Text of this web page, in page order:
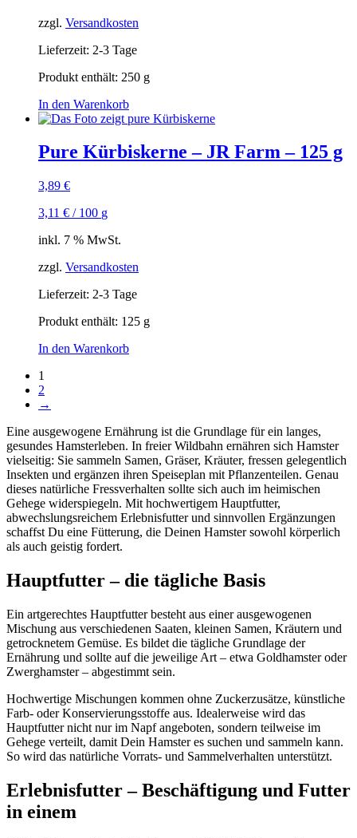
zzgl. Versandkosten
Lieferzeit: 2-3 Tage
Produkt enthält: 250 g
In den Warenkorb
Pure Kürbiskerne – JR Farm – 125 g
3,89 €
3,11 € / 100 g
inkl. 7 % MwSt.
zzgl. Versandkosten
Lieferzeit: 2-3 Tage
Produkt enthält: 125 g
In den Warenkorb
1
2
→
Eine ausgewogene Ernährung ist die Grundlage für ein langes,
gesundes Hamsterleben. In freier Wildbahn ernähren sich Hamster
vielseitig: Sie sammeln Samen, Gräser, Kräuter, fressen gelegentlich
Insekten und ergänzen ihren Speiseplan mit Pflanzenteilen. Genau
dieses natürliche Fressverhalten sollte sich auch im heimischen
Gehege widerspiegeln. Mit hochwertigem Hauptfutter,
abwechslungsreichem Erlebnisfutter und sinnvollen Ergänzungen
schaffst Du eine Fütterung, die Deinen Hamster sowohl körperlich
als auch geistig fordert.
Hauptfutter – die tägliche Basis
Ein artgerechtes Hauptfutter besteht aus einer ausgewogenen
Mischung aus verschiedenen Saaten, kleinen Samen, Kräutern und
getrocknetem Gemüse. Es bildet die tägliche Grundlage der
Ernährung und sollte auf die jeweilige Art – etwa Goldhamster oder
Zwerghamster – abgestimmt sein.
Hochwertige Mischungen kommen ohne Zuckerzusätze, künstliche
Farb- oder Konservierungsstoffe aus. Idealerweise wird das
Hauptfutter nicht nur im Napf angeboten, sondern teilweise im
Gehege verteilt, damit Dein Hamster es suchen und sammeln kann.
So wird das natürliche Vorrats- und Sammelverhalten unterstützt.
Erlebnisfutter – Beschäftigung und Futter
in einem